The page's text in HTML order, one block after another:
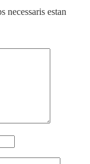
necessaris estan